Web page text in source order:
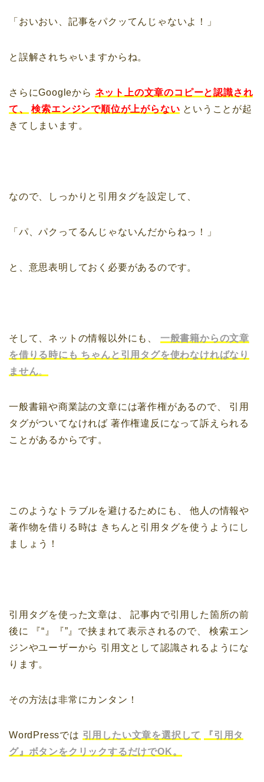
「おいおい、記事をパクッてんじゃないよ！」
と誤解されちゃいますからね。
さらにGoogleから ネット上の文章のコピーと認識され
て、
検索エンジンで順位が上がらない ということが起
きてしまいます。
なので、しっかりと引用タグを設定して、
「パ、パクってるんじゃないんだからねっ！」
と、意思表明しておく必要があるのです。
そして、ネットの情報以外にも、
一般書籍からの文章
を借りる時にも ちゃんと引用タグを使わなければなり
ません。
一般書籍や商業誌の文章には著作権があるので、
引用
タグがついてなければ 著作権違反になって訴えられる
ことがあるからです。
このようなトラブルを避けるためにも、
他人の情報や
著作物を借りる時は きちんと引用タグを使うようにし
ましょう！
引用タグを使った文章は、
記事内で引用した箇所の前
後に
『“』『”』で挟まれて表示されるので、
検索エン
ジンやユーザーから 引用文として認識されるようにな
ります。
その方法は非常にカンタン！
WordPressでは 引用したい文章を選択して
『引用タ
グ』ボタンをクリックするだけでOK。